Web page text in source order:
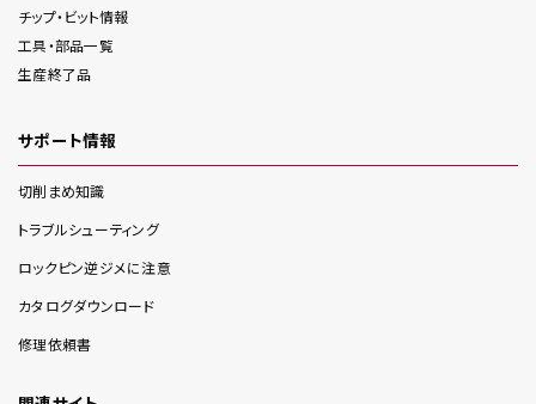
チップ・ビット情報
工具・部品一覧
生産終了品
サポート情報
切削まめ知識
トラブルシューティング
ロックピン逆ジメに注意
カタログダウンロード
修理依頼書